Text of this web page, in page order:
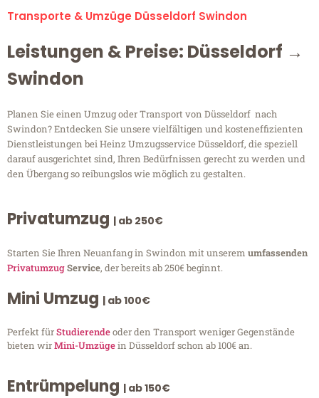
Transporte & Umzüge Düsseldorf Swindon
Leistungen & Preise: Düsseldorf →
Swindon
Planen Sie einen Umzug oder Transport von Düsseldorf nach
Swindon? Entdecken Sie unsere vielfältigen und kosteneffizienten
Dienstleistungen bei Heinz Umzugsservice Düsseldorf, die speziell
darauf ausgerichtet sind, Ihren Bedürfnissen gerecht zu werden und
den Übergang so reibungslos wie möglich zu gestalten.
Privatumzug | ab 250€
Starten Sie Ihren Neuanfang in Swindon mit unserem umfassenden
PrivatumzugService, der bereits ab 250€ beginnt.
Mini Umzug | ab 100€
Perfekt fürStudierendeoder den Transport weniger Gegenstände
bieten wirMini-Umzügein Düsseldorf schon ab 100€ an.
Entrümpelung | ab 150€